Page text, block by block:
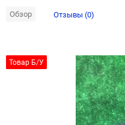
Обзор Отзывы (0)
Товар Б/У